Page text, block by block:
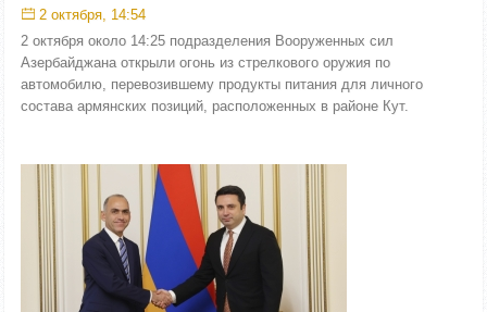
2 октября, 14:54
2 октября около 14:25 подразделения Вооруженных сил
Азербайджана открыли огонь из стрелкового оружия по
автомобилю, перевозившему продукты питания для личного
состава армянских позиций, расположенных в районе Кут.